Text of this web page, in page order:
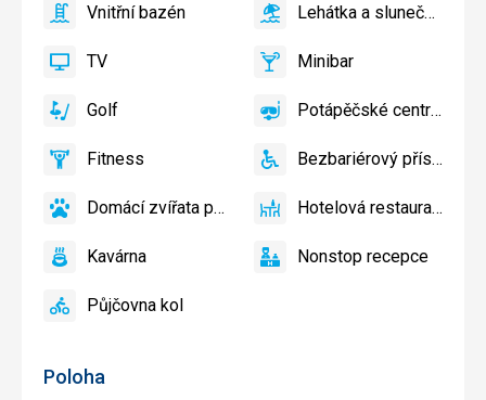
Poloha
VnitřníVnitřní bazén
ano
Lehátka
slunečníky
bazénu
Lehátka a slunečníky u bazénu zdarma
ano
TV TV
ano MinibarMinibar
ano
Golf Golf
ano
Potápěčské
Potápěčské centrum
ano
FitnessFitness
ano
Bezbariérový
Bezbariérový přístup
ano
Domácí
povolena
Domácí zvířata povolena
ano
Hotelová
Hotelová restaurace
ano
KavárnaKavárna
ano
NonstopNonstop recepce
ano
PůjčovnaPůjčovna kol
ano